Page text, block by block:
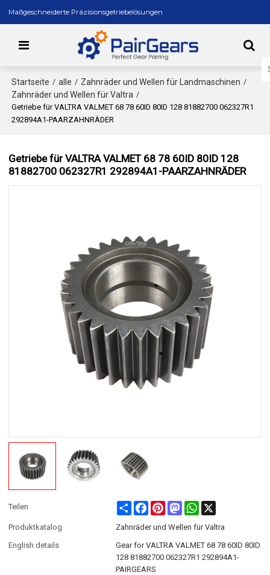
Maßgeschneiderte Präzisionsgetriebelösungen
Startseite / alle / Zahnräder und Wellen für Landmaschinen /
Zahnräder und Wellen für Valtra /
Getriebe für VALTRA VALMET 68 78 60ID 80ID 128 81882700 062327R1
292894A1-PAARZAHNRÄDER
Getriebe für VALTRA VALMET 68 78 60ID 80ID 128
81882700 062327R1 292894A1-PAARZAHNRÄDER
Teilen Share FacebookPinterestMastodonWhatsApp
Produktkatalog
Zahnräder und Wellen für Valtra
English details
Gear for VALTRA VALMET 68 78 60ID 80ID
128 81882700 062327R1 292894A1-
PAIRGEARS